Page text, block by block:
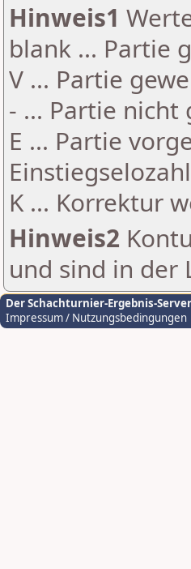
Hinweis1
blank ... Partie
V ... Partie
- ... Partie nicht
E ... Partie
K ... Korrektur
Hinweis2
und sind in der
Der Schachturnier-Ergebnis-Server
Impressum / Nutzungsbedingungen